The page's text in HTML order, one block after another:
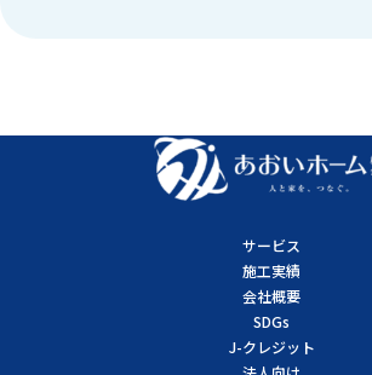
サービス
施工実績
会社概要
SDGs
J-クレジット